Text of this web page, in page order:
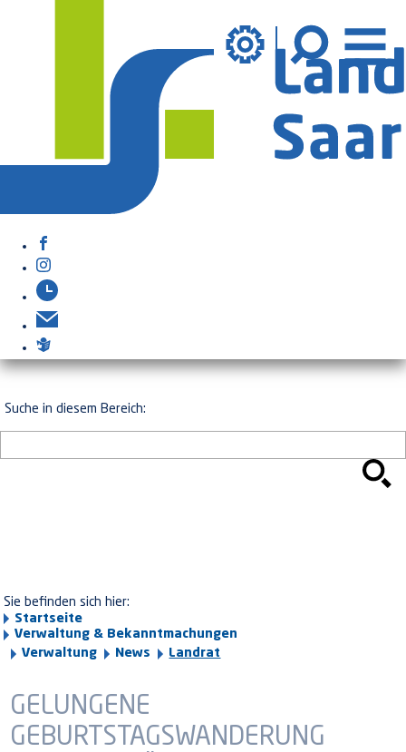
Suche in diesem Bereich:
Sie befinden sich hier:
Startseite
Verwaltung & Bekanntmachungen
Verwaltung
News Landrat
GELUNGENE
GEBURTSTAGSWANDERUNG